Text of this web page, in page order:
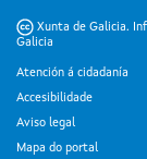
Xunta de Galicia.
Galicia
Atención á cidadanía
Accesibilidade
Aviso legal
Mapa do portal